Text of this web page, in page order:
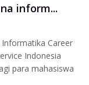
inform...
Career
Indonesia
para mahasiswa